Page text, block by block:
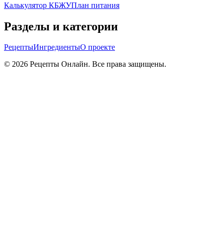
Калькулятор КБЖУПлан питания
Разделы и категории
РецептыИнгредиентыО проекте
© 2026 Рецепты Онлайн. Все права защищены.